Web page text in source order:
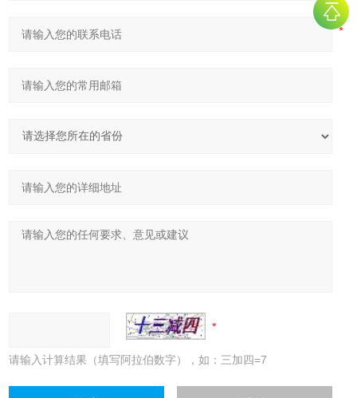
请输入计算结果（填写阿拉伯数字），如：三加四=7